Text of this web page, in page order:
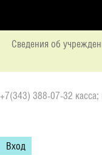
Сведения об
+7(343) 388-07-32
Вход